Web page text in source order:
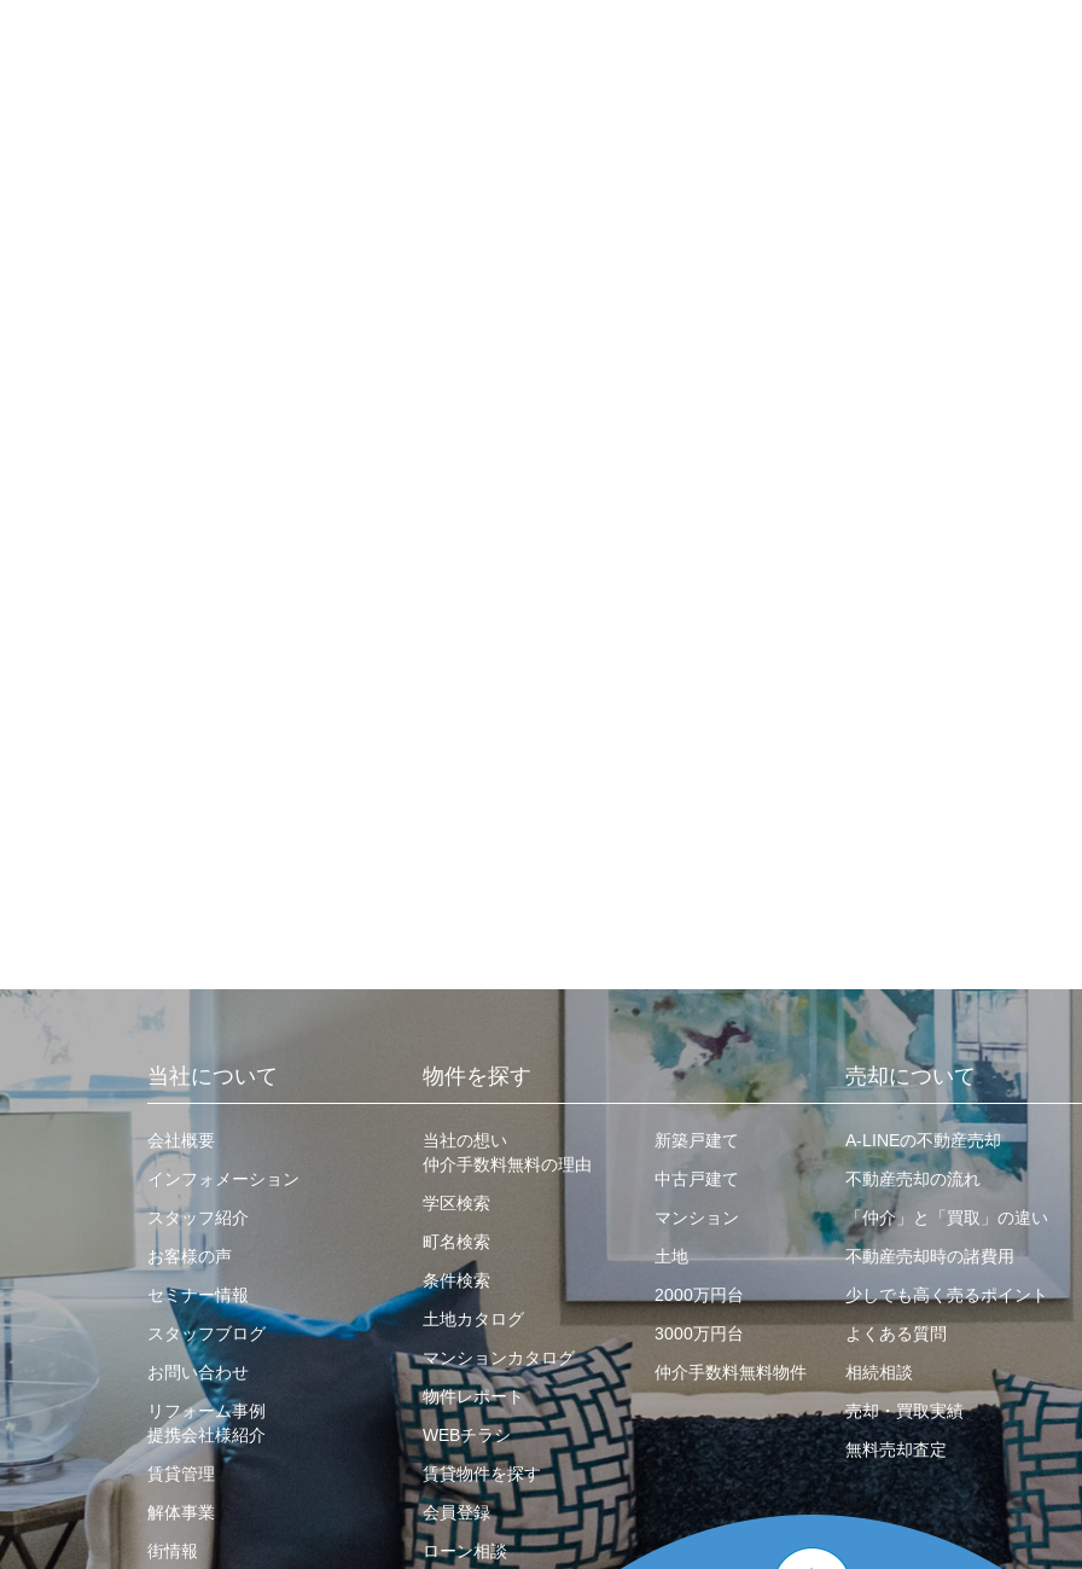
当社について
会社概要
インフォメーション
スタッフ紹介
お客様の声
セミナー情報
スタッフブログ
お問い合わせ
リフォーム事例
提携会社様紹介
賃貸管理
解体事業
街情報
物件を探す
当社の想い
仲介手数料無料の理由
学区検索
町名検索
条件検索
土地カタログ
マンションカタログ
物件レポート
WEBチラシ
賃貸物件を探す
会員登録
ローン相談
新築戸建て
中古戸建て
マンション
土地
2000万円台
3000万円台
仲介手数料無料物件
売却について
A-LINEの不動産売却
不動産売却の流れ
「仲介」と「買取」の違い
不動産売却時の諸費用
少しでも高く売るポイント
よくある質問
相続相談
売却・買取実績
無料売却査定